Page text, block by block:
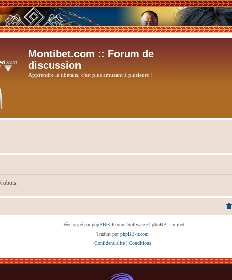
Montibet.com :: Forum de
discussion
Apprendre le tibétain, c'est plus amusant à plusieurs !
Développé parphpBB® Forum Software © phpBB Limited
Traduit parphpBB-fr.com
Confidentialité| Conditions